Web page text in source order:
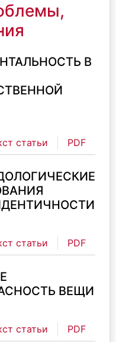
В
статьи
PDF
статьи
PDF
ВЕЩИ
статьи
PDF